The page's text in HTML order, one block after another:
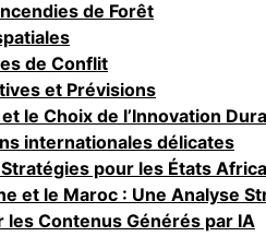
de Forêt
de Conflit
et Prévisions
le Choix de l’Innovation
internationales délicates
pour les États
et le Maroc : Une Analyse
Contenus Générés par IA